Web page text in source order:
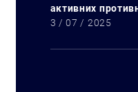
активних
3 / 07 / 2025